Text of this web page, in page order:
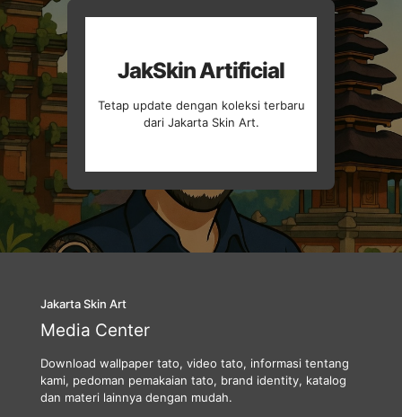
JakSkin Artificial
Tetap update dengan koleksi terbaru
dari Jakarta Skin Art.
Jakarta Skin Art
Media Center
Download wallpaper tato, video tato, informasi tentang
kami, pedoman pemakaian tato, brand identity, katalog
dan materi lainnya dengan mudah.